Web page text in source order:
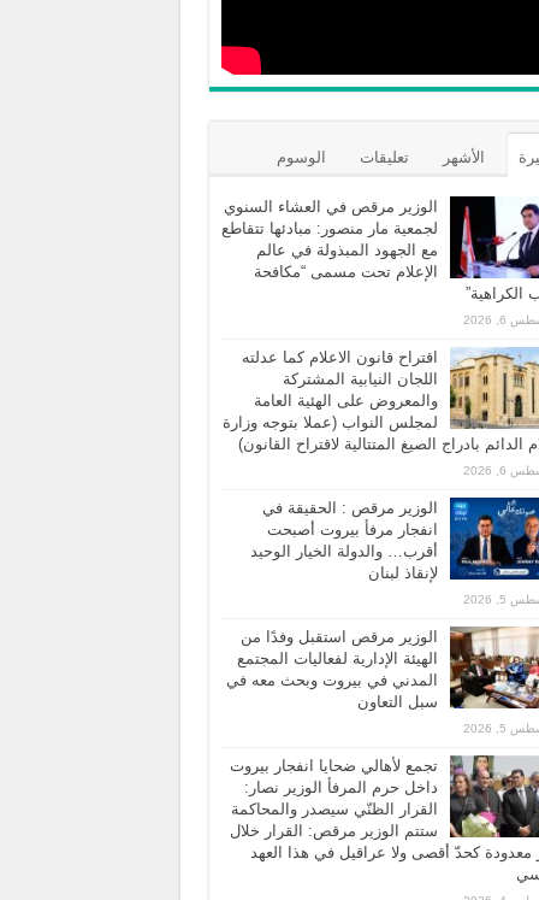
الأشهر تعليقات الوسوم
الوزير مرقص في العشاء السنوي
لجمعية مار منصور: مبادئها تتقاطع
مع الجهود المبذولة في عالم
الإعلام تحت مسمى “مكافحة
الكراهية”
6, 2026
اقتراح قانون الاعلام كما عدلته
اللجان النيابية المشتركة
والمعروض على الهئية العامة
لمجلس النواب (عملا بتوجه وزارة
الدائم بادراج الصيغ المتتالية لاقتراح القانون)
6, 2026
الوزير مرقص : الحقيقة في
انفجار مرفأ بيروت أصبحت
أقرب… والدولة الخيار الوحيد
لإنقاذ لبنان
5, 2026
الوزير مرقص استقبل وفدًا من
الهيئة الإدارية لفعاليات المجتمع
المدني في بيروت وبحث معه في
سبل التعاون
5, 2026
تجمع لأهالي ضحايا انفجار بيروت
داخل حرم المرفأ الوزير نصار:
القرار الظنّي سيصدر والمحاكمة
ستتم الوزير مرقص: القرار خلال
معدودة كحدّ أقصى ولا عراقيل في هذا العهد